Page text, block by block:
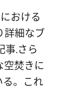
おける
詳細なブ
事.さら
空焚きに
る。これ